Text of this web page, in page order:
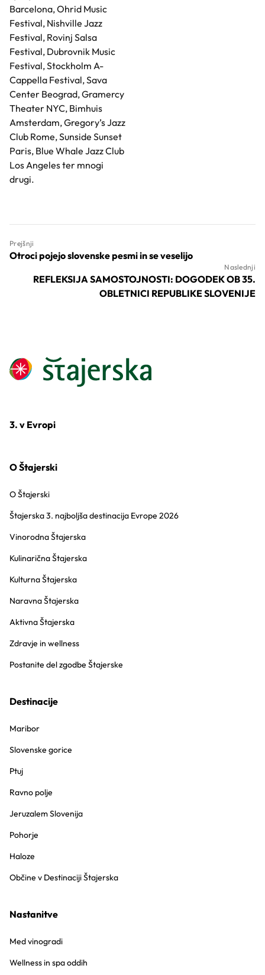
Barcelona, Ohrid Music
Festival, Nishville Jazz
Festival, Rovinj Salsa
Festival, Dubrovnik Music
Festival, Stockholm A-
Cappella Festival, Sava
Center Beograd, Gramercy
Theater NYC, Bimhuis
Amsterdam, Gregory’s Jazz
Club Rome, Sunside Sunset
Paris, Blue Whale Jazz Club
Los Angeles ter mnogi
drugi.
Prejšnji
Otroci pojejo slovenske pesmi in se veselijo
Naslednji
REFLEKSIJA SAMOSTOJNOSTI: DOGODEK OB 35.
OBLETNICI REPUBLIKE SLOVENIJE
3. v Evropi
O Štajerski
O Štajerski
Štajerska 3. najboljša destinacija Evrope 2026
Vinorodna Štajerska
Kulinarična Štajerska
Kulturna Štajerska
Naravna Štajerska
Aktivna Štajerska
Zdravje in wellness
Postanite del zgodbe Štajerske
Destinacije
Maribor
Slovenske gorice
Ptuj
Ravno polje
Jeruzalem Slovenija
Pohorje
Haloze
Občine v Destinaciji Štajerska
Nastanitve
Med vinogradi
Wellness in spa oddih